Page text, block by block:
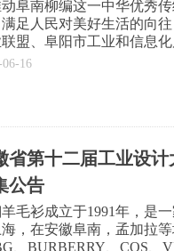
阜南柳编这一中华优秀
足人民对美好生活的向
盟、阜阳市工业和信息
。
06-16
省第十二届工业设
公告
毛衫成立于1991年，是
，在安徽阜南，孟加拉
、BURBERRY、COS、